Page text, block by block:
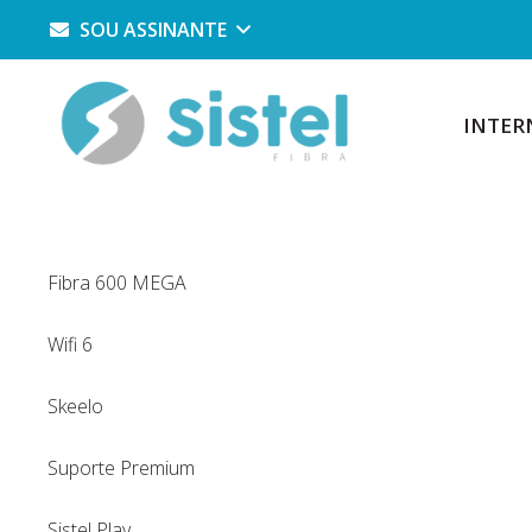
SOU ASSINANTE
Fibra 600 MEGA
Wifi 6
Skeelo
Suporte Premium